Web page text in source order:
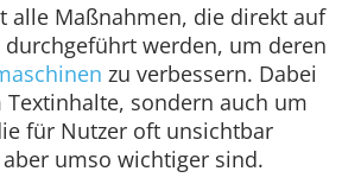
alle Maßnahmen, die direkt auf
werden, um deren
zu verbessern. Dabei
sondern auch um
für Nutzer oft unsichtbar
umso wichtiger sind.